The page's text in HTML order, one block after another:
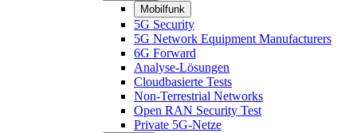
Mobilfunk
5G Security
5G Network Equipment Manufacturers
6G Forward
Analyse-Lösungen
Cloudbasierte Tests
Non-Terrestrial Networks
Open RAN Security Test
Private 5G-Netze